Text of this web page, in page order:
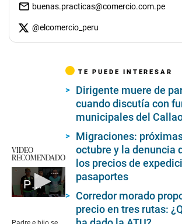
buenas.practicas@comercio.com.pe
@elcomercio_peru
VIDEO
RECOMENDADO
Pinky y Cerebro vendían droga en La Libertad
of
TE PUEDE INTERESAR
Dirigente muere de
cuando discutía con
municipales del
Migraciones:
octubre y la denuncia
los precios de
pasaportes
Corredor morado
precio en tres rutas: